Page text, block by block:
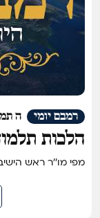
ה רמבם יומי
הלכות
מפי מו''ר ראש הישיבה הרב בניהו שמואלי שליט''א